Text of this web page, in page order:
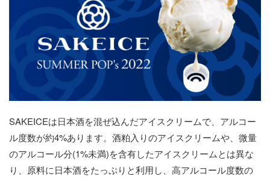
SAKEICEは日本酒を混ぜ込んだアイスクリームで、アルコー
ル度数が約4%あります。酒粕入りのアイスクリームや、微量
のアルコール分(1%未満)を含有したアイスクリームとは異な
り、原料に日本酒をたっぷりと利用し、高アルコール度数の